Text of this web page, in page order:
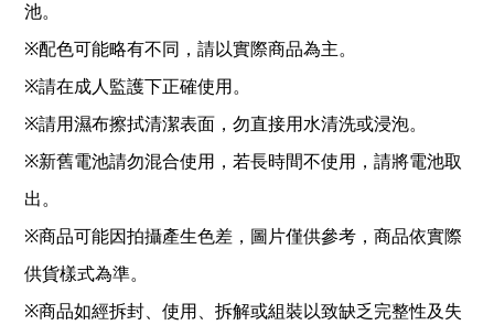
池。
※配色可能略有不同，請以實際商品為主。
※請在成人監護下正確使用。
※請用濕布擦拭清潔表面，勿直接用水清洗或浸泡。
※新舊電池請勿混合使用，若長時間不使用，請將電池取
出。
※商品可能因拍攝產生色差，圖片僅供參考，商品依實際
供貨樣式為準。
※商品如經拆封、使用、拆解或組裝以致缺乏完整性及失